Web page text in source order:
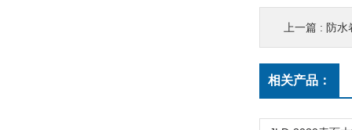
上一篇 : 防水
相关产品：